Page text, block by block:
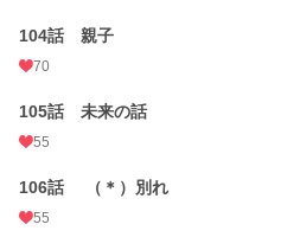
104話 親子
70
105話 未来の話
55
106話 （＊）別れ
55